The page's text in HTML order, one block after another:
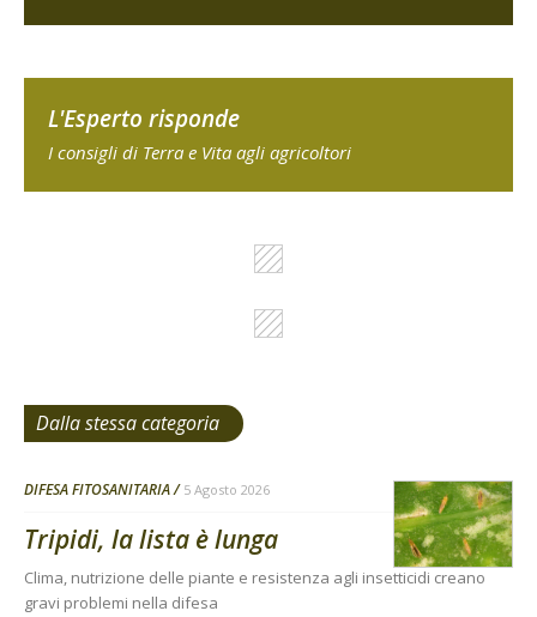
L'Esperto risponde
I consigli di Terra e Vita agli agricoltori
Dalla stessa categoria
DIFESA FITOSANITARIA 5 Agosto 2026
Tripidi, la lista è lunga
Clima, nutrizione delle piante e resistenza agli insetticidi creano
gravi problemi nella difesa